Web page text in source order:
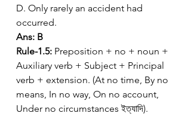
D. Only rarely an accident had
occurred.
Ans: B
Rule-1.5: Preposition + no + noun +
Auxiliary verb + Subject + Principal
verb + extension. (At no time, By no
means, In no way, On no account,
Under no circumstances ইত্যাদি).